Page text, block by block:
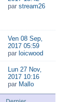
par stream26
Ven 08 Sep,
2017 05:59
par loicwood
Lun 27 Nov,
2017 10:16
par Mallo